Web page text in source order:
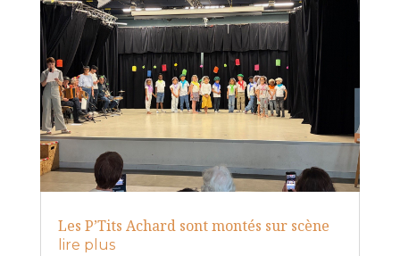
Les P’Tits Achard sont montés sur scène
lire plus